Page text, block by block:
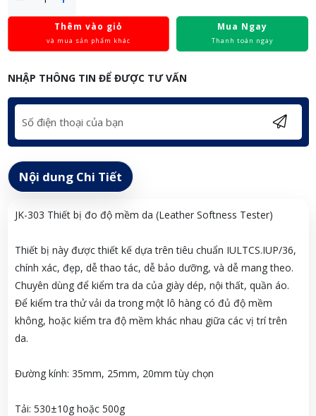
Thêm vào giỏ
và mua sản phẩm khác
Mua Ngay
Thanh toán ngay
NHẬP THÔNG TIN ĐỂ ĐƯỢC TƯ VẤN
Nội dung Chi Tiết
JK-303 Thiết bị đo độ mềm da (Leather Softness Tester)
Thiết bị này được thiết kế dựa trên tiêu chuẩn IULTCS.IUP/36,
chính xác, đẹp, dễ thao tác, dễ bảo dưỡng, và dễ mang theo.
Chuyên dùng để kiểm tra da của giày dép, nội thất, quần áo.
Để kiểm tra thử vải da trong một lô hàng có đủ độ mềm
không, hoặc kiểm tra độ mềm khác nhau giữa các vị trí trên
da.
Đường kính: 35mm, 25mm, 20mm tùy chọn
Tải: 530±10g hoặc 500g